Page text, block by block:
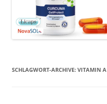
SCHLAGWORT-ARCHIVE: VITAMIN A